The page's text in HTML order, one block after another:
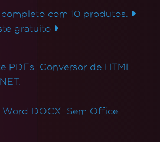
com 10 produtos.
gratuito
PDFs. Conversor de HTML
DOCX. Sem Office